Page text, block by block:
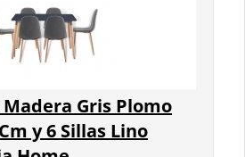
Gris Plomo
y 6 Sillas Lino